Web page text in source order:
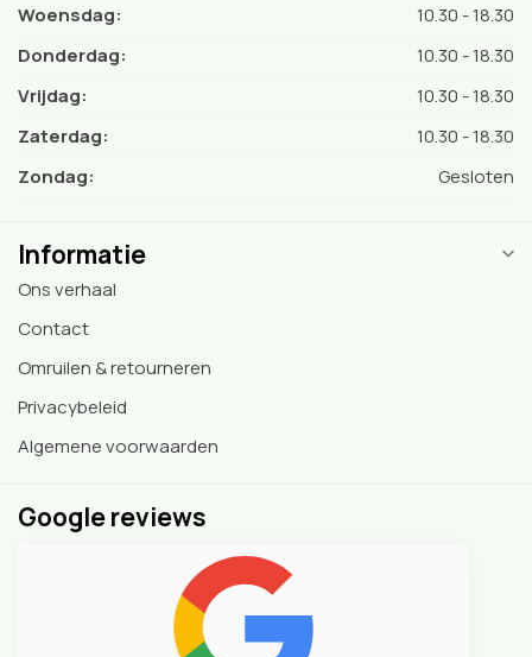
Woensdag:
10.30 - 18.30
Donderdag:
10.30 - 18.30
Vrijdag:
10.30 - 18.30
Zaterdag:
10.30 - 18.30
Zondag:
Gesloten
Informatie
Ons verhaal
Contact
Omruilen & retourneren
Privacybeleid
Algemene voorwaarden
Google reviews